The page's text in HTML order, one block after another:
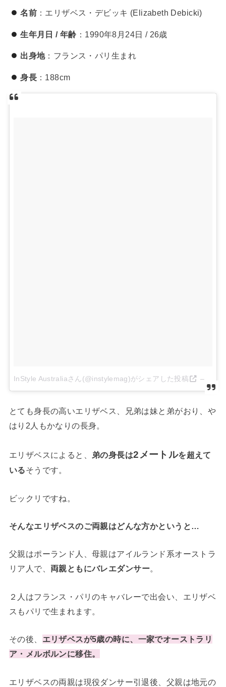
名前：エリザベス・デビッキ (Elizabeth Debicki)
生年月日 / 年齢 ：1990年8月24日 / 26歳
出身地：フランス・パリ生まれ
身長：188cm
InStyle Australiaさん(@instylemag)がシェアした投稿 –
とても身長の高いエリザベス、兄弟は妹と弟がおり、や
はり2人もかなりの長身。
エリザベスによると、 弟の身長は2メートルを超えて
いるそうです。
ビックリですね。
そんなエリザベスのご両親はどんな方かというと…
父親はポーランド人、母親はアイルランド系オーストラ
リア人で、 両親ともにバレエダンサー。
２人はフランス・パリのキャバレーで出会い、エリザベ
スもパリで生まれます。
その後、 エリザベスが5歳の時に、 一家でオーストラリ
ア・メルボルンに移住。
エリザベスの両親は現役ダンサー引退後、父親は地元の